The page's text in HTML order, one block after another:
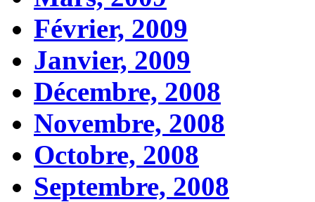
Février, 2009
Janvier, 2009
Décembre, 2008
Novembre, 2008
Octobre, 2008
Septembre, 2008